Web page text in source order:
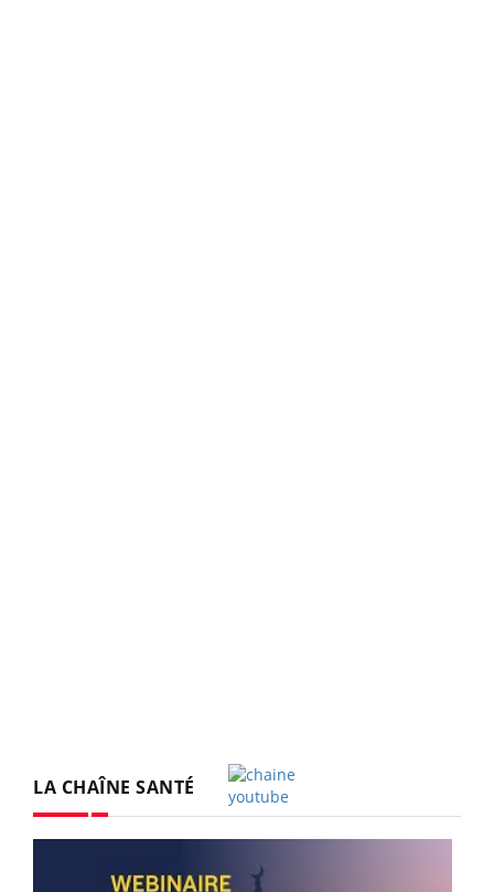
LA CHAÎNE SANTÉ